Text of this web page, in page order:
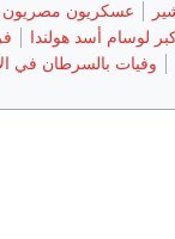
عسكريون مصريون
لوسام أسد هولندا
وفيات بالسرطان في